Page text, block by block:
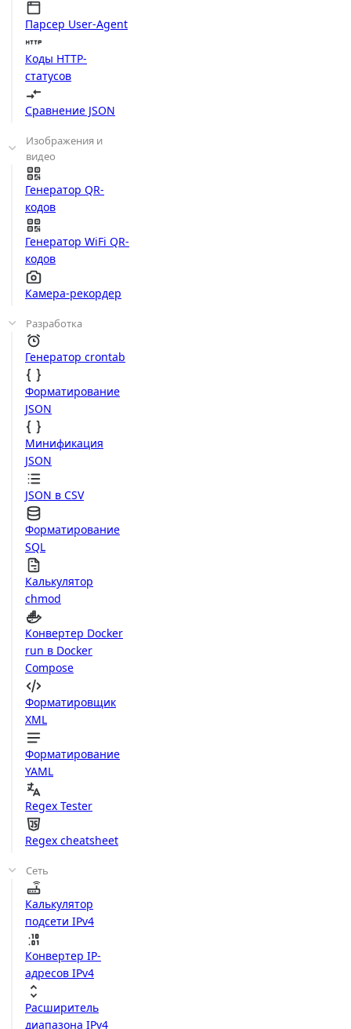
Парсер User-Agent
Коды HTTP-
статусов
Сравнение JSON
Изображения и
видео
Генератор QR-
кодов
Генератор WiFi QR-
кодов
Камера-рекордер
Разработка
Генератор crontab
Форматирование
JSON
Минификация
JSON
JSON в CSV
Форматирование
SQL
Калькулятор
chmod
Конвертер Docker
run в Docker
Compose
Форматировщик
XML
Форматирование
YAML
Regex Tester
Regex cheatsheet
Сеть
Калькулятор
подсети IPv4
Конвертер IP-
адресов IPv4
Расширитель
диапазона IPv4